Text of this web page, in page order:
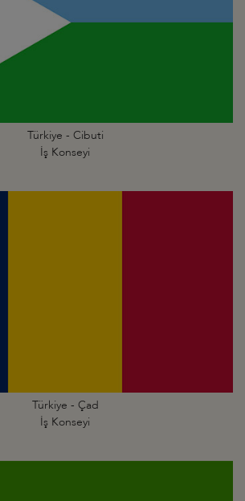
Türkiye - Cibuti
İş Konseyi
Türkiye - Çad
İş Konseyi